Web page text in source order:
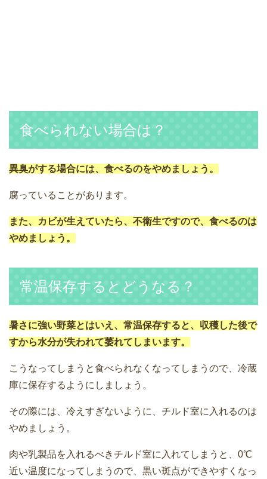
食べられない場合は？
異臭がする場合には、食べるのをやめましょう。
腐っていることがあります。
また、カビが生えていたら、不衛生ですので、食べるのは
やめましょう。
常温保存するとどうなる？
暑さに強い野菜とはいえ、常温保存すると、収穫した後で
すから水分が失われて萎れてしまいます。
こうなってしまうと食べられなくなってしまうので、冷蔵
庫に保存するようにしましょう。
その際には、冷えすぎないように、チルド室に入れるのは
やめましょう。
肉や乳製品を入れるべきチルド室に入れてしまうと、0℃
近い温度になってしまうので、黒い斑点ができやすくなっ